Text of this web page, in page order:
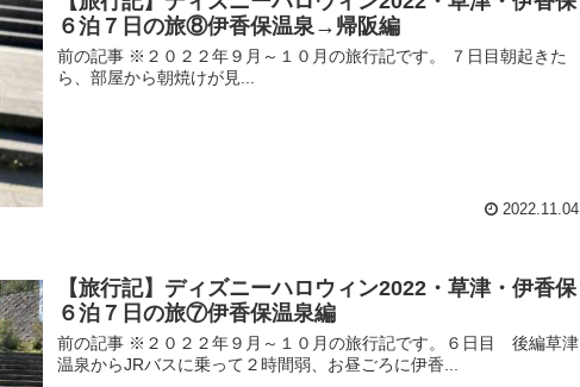
６泊７日の旅⑧伊香保温泉→帰阪編
前の記事 ※２０２２年９月～１０月の旅行記です。 ７日目朝起きた
ら、部屋から朝焼けが見...
2022.11.04
【旅行記】ディズニーハロウィン2022・草津・伊香保
６泊７日の旅⑦伊香保温泉編
前の記事 ※２０２２年９月～１０月の旅行記です。６日目 後編草津
温泉からJRバスに乗って２時間弱、お昼ごろに伊香...